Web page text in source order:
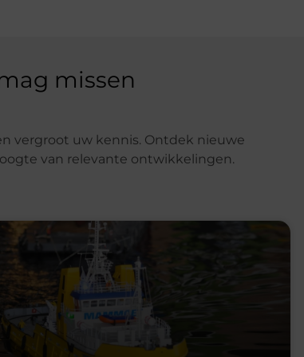
missen
vergroot uw kennis. Ontdek nieuwe
van relevante ontwikkelingen.